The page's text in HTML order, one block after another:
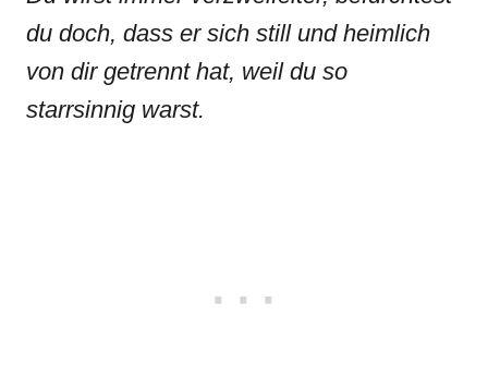
du doch, dass er sich still und heimlich
von dir getrennt hat, weil du so
starrsinnig warst.